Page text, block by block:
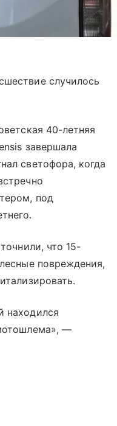
случилось
40-летняя
завершала
светофора, когда
под
что 15-
повреждения,
находился
—